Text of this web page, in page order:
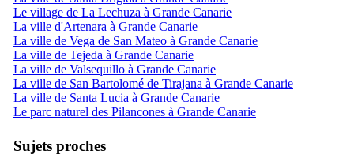
Le village de La Lechuza à Grande Canarie
La ville d'Artenara à Grande Canarie
La ville de Vega de San Mateo à Grande Canarie
La ville de Tejeda à Grande Canarie
La ville de Valsequillo à Grande Canarie
La ville de San Bartolomé de Tirajana à Grande Canarie
La ville de Santa Lucia à Grande Canarie
Le parc naturel des Pilancones à Grande Canarie
Sujets proches